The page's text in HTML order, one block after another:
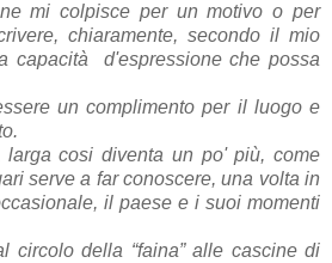
mi colpisce per un motivo o per
chiaramente, secondo il mio
capacità d'espressione che possa
un complimento per il luogo e
cosi diventa un po' più, come
serve a far conoscere, una volta in
il paese e i suoi momenti
circolo della “faina” alle cascine di